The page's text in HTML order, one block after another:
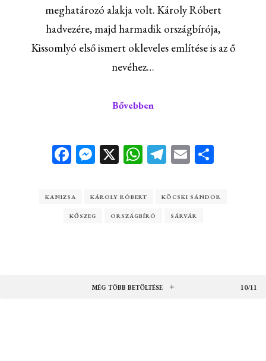
meghatározó alakja volt. Károly Róbert
hadvezére, majd harmadik országbírója,
Kissomlyó első ismert okleveles említése is az ő
nevéhez…
Bővebben
Facebook
Messenger
X WhatsApp
Telegram
Email
KANIZSA KÁROLY RÓBERT KÖCSKI SÁNDOR
KŐSZEG ORSZÁGBÍRÓ SÁRVÁR
MÉG TÖBB BETÖLTÉSE 10/11